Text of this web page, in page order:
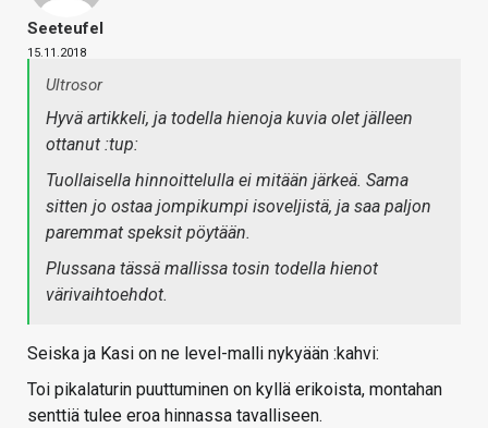
Seeteufel
15.11.2018
Ultrosor
Hyvä artikkeli, ja todella hienoja kuvia olet jälleen
ottanut :tup:
Tuollaisella hinnoittelulla ei mitään järkeä. Sama
sitten jo ostaa jompikumpi isoveljistä, ja saa paljon
paremmat speksit pöytään.
Plussana tässä mallissa tosin todella hienot
värivaihtoehdot.
Seiska ja Kasi on ne level-malli nykyään :kahvi:
Toi pikalaturin puuttuminen on kyllä erikoista, montahan
senttiä tulee eroa hinnassa tavalliseen.